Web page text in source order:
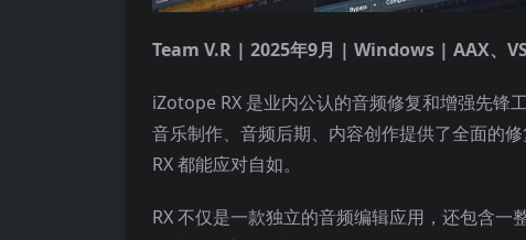
Team V.R | 2025年9月 | Windows | AAX、
iZotope RX 是业内公认的音频修复和增强先锋
音乐制作、音频后期、内容创作提供了全面的
RX 都能应对自如。
RX 不仅是一款独立的音频编辑应用，还包含